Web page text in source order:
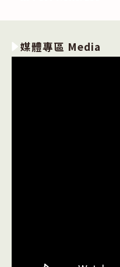
媒體專區 Media